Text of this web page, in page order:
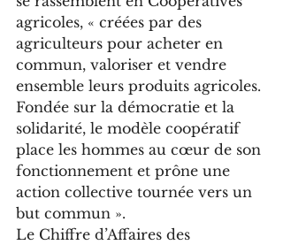
agricoles, « créées par des
agriculteurs pour acheter en
commun, valoriser et vendre
ensemble leurs produits agricoles.
Fondée sur la démocratie et la
solidarité, le modèle coopératif
place les hommes au cœur de son
fonctionnement et prône une
action collective tournée vers un
but commun ».
Le Chiffre d’Affaires des